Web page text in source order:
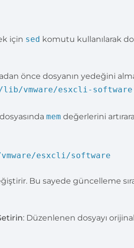
için sed komutu kullanılarak
önce dosyanın yedeğini
vmware/esxcli-
dosyasındamem değerlerini
esxcli/software
Bu sayede güncelleme
: Düzenlenen dosyayı